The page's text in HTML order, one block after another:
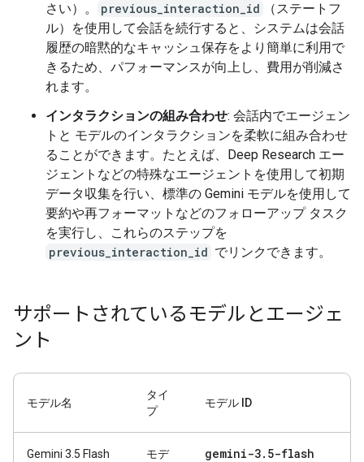
さい）。
previous_interaction_id
（ステートフ
ル）を使用して会話を続行すると、システムは会話
履歴の暗黙的なキャッシュ保存をより簡単に利用で
きるため、パフォーマンスが向上し、費用が削減さ
れます。
インタラクションの組み合わせ: 会話内でエージェン
トと モデルのインタラクションを柔軟に組み合わせ
ることができます。たとえば、Deep Research エー
ジェントなどの特殊なエージェントを使用して初期
データ収集を行い、標準の Gemini モデルを使用して
要約や再フォーマットなどのフォローアップ タスク
を実行し、これらのステップを
previous_interaction_id でリンクできます。
サポートされているモデルとエージェ
ント
モデル名
タイ
プ
モデル ID
Gemini 3.5 Flash モデ gemini-3. 5-flash